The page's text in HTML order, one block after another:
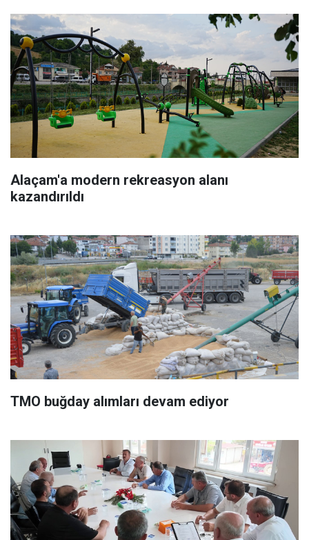
Alaçam'a modern rekreasyon alanı
kazandırıldı
TMO buğday alımları devam ediyor